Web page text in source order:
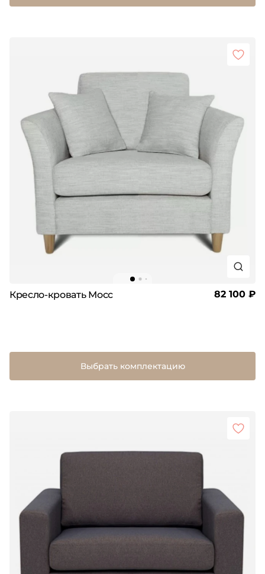
Кресло-кровать Мосс 82 100 ₽
Выбрать комплектацию